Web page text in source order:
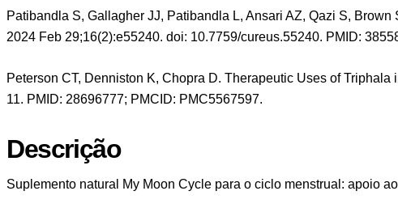
Patibandla S, Gallagher JJ, Patibandla L, Ansari AZ, Qazi S,
2024 Feb 29;16(2):e55240. doi: 10.7759/cureus.55240. PMID:
Peterson CT, Denniston K, Chopra D. Therapeutic Uses of
11. PMID: 28696777; PMCID: PMC5567597.
Descrição
Suplemento natural My Moon Cycle para o ciclo menstrual: apoio